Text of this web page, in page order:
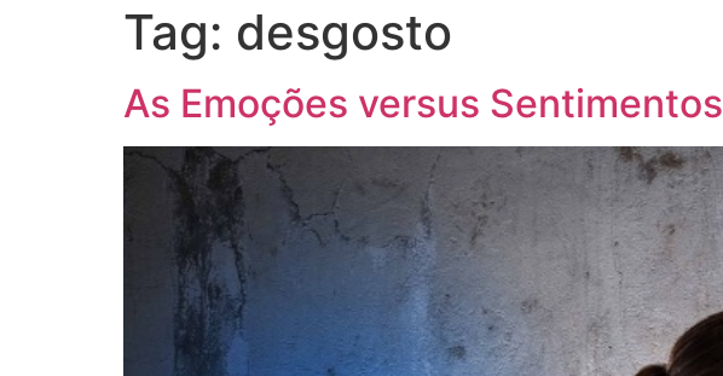
Tag: desgosto
As Emoções versus Sentimentos